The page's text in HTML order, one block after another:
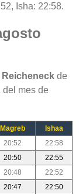
Isha: 22:58.
Reicheneck de
del mes de
Magreb
Ishaa
20:52
22:58
20:50
22:55
20:48
22:52
20:47
22:50